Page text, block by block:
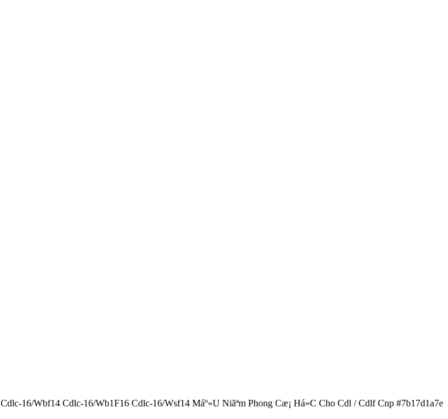
Cdlc-16/Wbf14 Cdlc-16/Wb1F16 Cdlc-16/Wsf14 Máº«U Niãªm Phong Cæ¡ Há»C Cho Cdl / Cdlf Cnp #7b17d1a7e